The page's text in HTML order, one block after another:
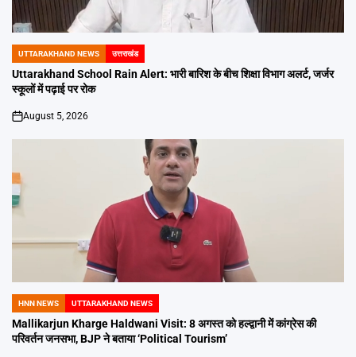
POSTED
IN
UTTARAKHAND NEWS उत्तराखंड
Uttarakhand School Rain Alert: भारी बारिश के बीच शिक्षा विभाग अलर्ट, जर्जर
स्कूलों में पढ़ाई पर रोक
on
August 5, 2026
POSTED
IN
HNN NEWS UTTARAKHAND NEWS
Mallikarjun Kharge Haldwani Visit: 8 अगस्त को हल्द्वानी में कांग्रेस की
परिवर्तन जनसभा, BJP ने बताया ‘Political Tourism’